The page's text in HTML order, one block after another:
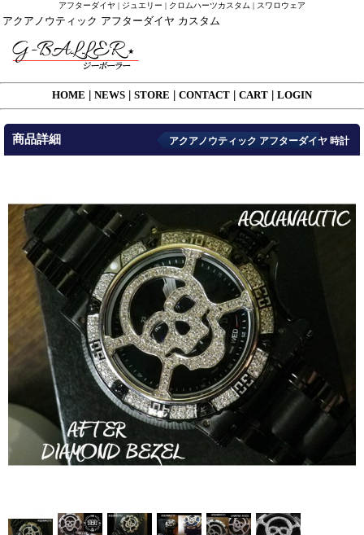
アフターダイヤ | ジュエリー | クロムハーツカスタム | スワロウェア
アクアノウティック アフターダイヤ カスタム
HOME NEWS STORE CONTACT CART LOGIN
商品詳細 アクアノウティック アフターダイヤ 時計